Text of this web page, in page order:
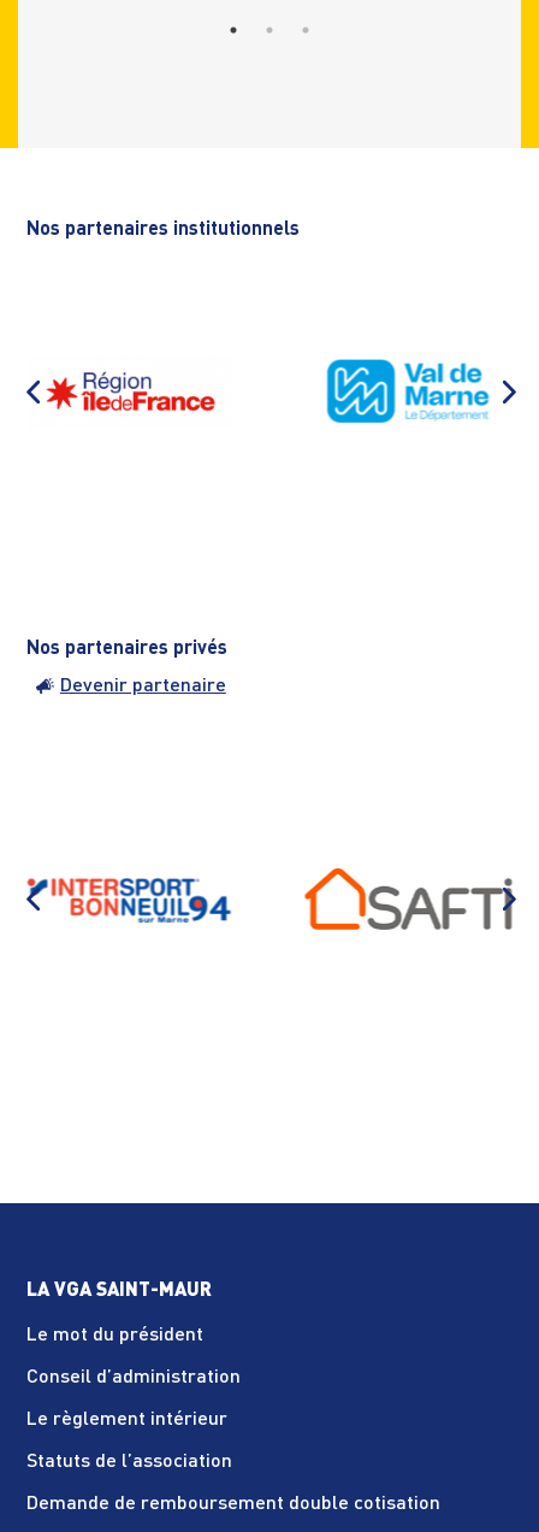
Nos partenaires institutionnels
Nos partenaires privés
Devenir partenaire
LA VGA SAINT-MAUR
Le mot du président
Conseil d’administration
Le règlement intérieur
Statuts de l’association
Demande de remboursement double cotisation